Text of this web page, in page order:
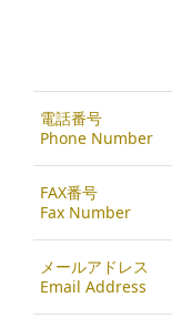
電話番号
Phone Number
FAX番号
Fax Number
メールアドレス
Email Address